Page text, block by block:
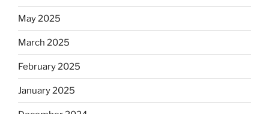
May 2025
March 2025
February 2025
January 2025